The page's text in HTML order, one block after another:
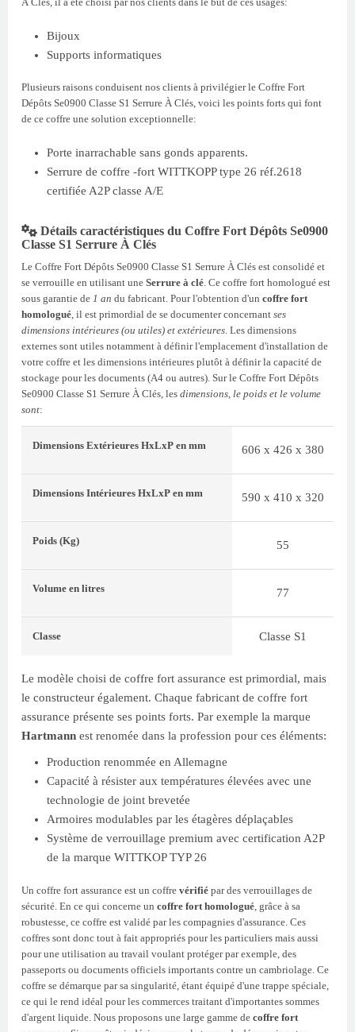
Bijoux
Supports informatiques
Plusieurs raisons conduisent nos clients à privilégier le Coffre Fort
Dépôts Se0900 Classe S1 Serrure À Clés, voici les points forts qui font
de ce coffre une solution exceptionnelle:
Porte inarrachable sans gonds apparents.
Serrure de coffre -fort WITTKOPP type 26 réf.2618
certifiée A2P classe A/E
Détails caractéristiques du Coffre Fort Dépôts Se0900
Classe S1 Serrure À Clés
Le Coffre Fort Dépôts Se0900 Classe S1 Serrure À Clés est consolidé et
se verrouille en utilisant une Serrure à clé . Ce coffre fort homologué est
sous garantie de 1 an du fabricant. Pour l'obtention d'un coffre fort
homologué , il est primordial de se documenter concernant ses
dimensions intérieures (ou utiles) et extérieures . Les dimensions
externes sont utiles notamment à définir l'emplacement d'installation de
votre coffre et les dimensions intérieures plutôt à définir la capacité de
stockage pour les documents (A4 ou autres). Sur le Coffre Fort Dépôts
Se0900 Classe S1 Serrure À Clés, les dimensions, le poids et le volume
sont:
Dimensions Extérieures HxLxP en mm 606 x 426 x 380
Dimensions Intérieures HxLxP en mm 590 x 410 x 320
Poids (Kg) 55
Volume en litres 77
Classe Classe S1
Le modèle choisi de coffre fort assurance est primordial, mais
le constructeur également. Chaque fabricant de coffre fort
assurance présente ses points forts. Par exemple la marque
Hartmann est renomée dans la profession pour ces éléments:
Production renommée en Allemagne
Capacité à résister aux températures élevées avec une
technologie de joint brevetée
Armoires modulables par les étagères déplaçables
Système de verrouillage premium avec certification A2P
de la marque WITTKOP TYP 26
Un coffre fort assurance est un coffre vérifié par des verrouillages de
sécurité. En ce qui concerne un coffre fort homologué , grâce à sa
robustesse, ce coffre est validé par les compagnies d'assurance. Ces
coffres sont donc tout à fait appropriés pour les particuliers mais aussi
pour une utilisation au travail voulant protéger par exemple, des
passeports ou documents officiels importants contre un cambriolage. Ce
coffre se démarque par sa singularité, étant équipé d'une trappe spéciale,
ce qui le rend idéal pour les commerces traitant d'importantes sommes
d'argent liquide. Nous proposons une large gamme de coffre fort